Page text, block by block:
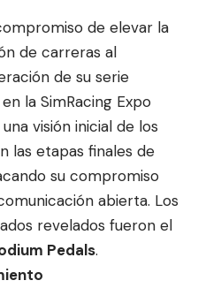
de elevar la
de carreras al
de su serie
en la SimRacing Expo
visión inicial de los
las etapas finales de
su compromiso
abierta. Los
revelados fueron el
Pedals.